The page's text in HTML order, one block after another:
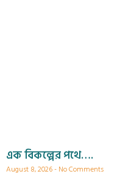
এক বিকল্পের পথে….
August 8, 2026 No Comments